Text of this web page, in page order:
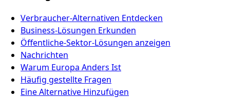
Verbraucher-Alternativen Entdecken
Business-Lösungen Erkunden
Öffentliche-Sektor-Lösungen anzeigen
Nachrichten
Warum Europa Anders Ist
Häufig gestellte Fragen
Eine Alternative Hinzufügen